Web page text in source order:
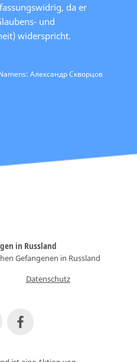
da er
und
widerspricht.
Александр Скворцов
in Russland
Gefangenen in Russland
Datenschutz